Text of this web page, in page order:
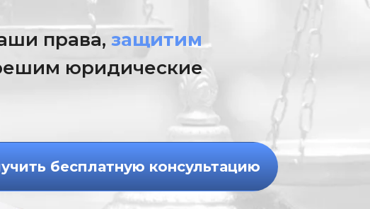
права, защитим
юридические
бесплатную консультацию